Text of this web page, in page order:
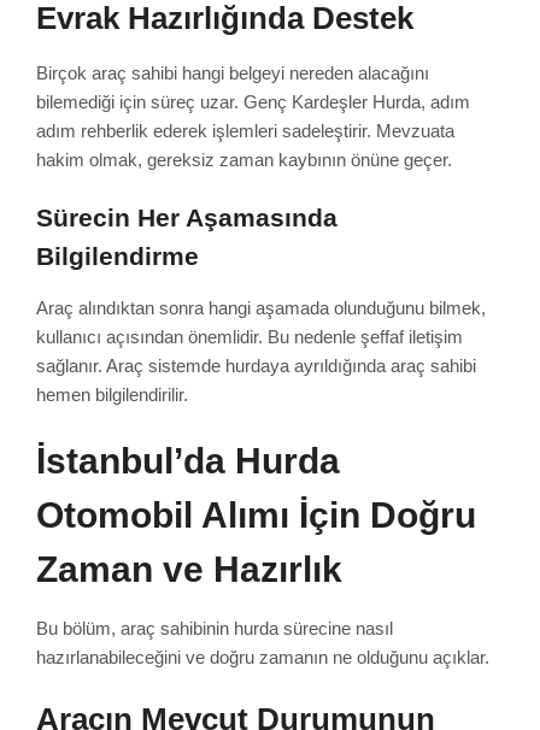
Evrak Hazırlığında Destek
Birçok araç sahibi hangi belgeyi nereden alacağını
bilemediği için süreç uzar. Genç Kardeşler Hurda, adım
adım rehberlik ederek işlemleri sadeleştirir. Mevzuata
hakim olmak, gereksiz zaman kaybının önüne geçer.
Sürecin Her Aşamasında
Bilgilendirme
Araç alındıktan sonra hangi aşamada olunduğunu bilmek,
kullanıcı açısından önemlidir. Bu nedenle şeffaf iletişim
sağlanır. Araç sistemde hurdaya ayrıldığında araç sahibi
hemen bilgilendirilir.
İstanbul’da Hurda
Otomobil Alımı İçin Doğru
Zaman ve Hazırlık
Bu bölüm, araç sahibinin hurda sürecine nasıl
hazırlanabileceğini ve doğru zamanın ne olduğunu açıklar.
Aracın Mevcut Durumunun